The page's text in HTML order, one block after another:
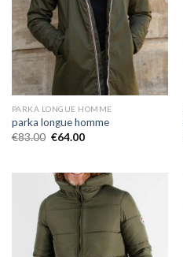
PARKA LONGUE HOMME
parka longue homme
€83.00 €64.00